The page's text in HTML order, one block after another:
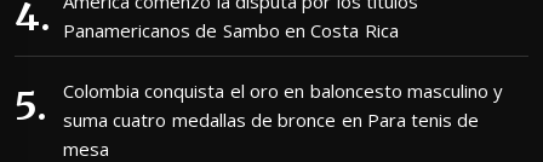
Panamericanos de Sambo en Costa Rica
Colombia conquista el oro en baloncesto masculino y
suma cuatro medallas de bronce en Para tenis de
mesa